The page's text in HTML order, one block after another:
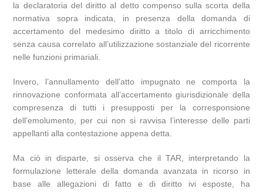
la declaratoria del diritto al detto compenso sulla scorta della
normativa sopra indicata, in presenza della domanda di
accertamento del medesimo diritto a titolo di arricchimento
senza causa correlato all’utilizzazione sostanziale del ricorrente
nelle funzioni primariali.
Invero, l’annullamento dell’atto impugnato ne comporta la
rinnovazione conformata all’accertamento giurisdizionale della
compresenza di tutti i presupposti per la corresponsione
dell’emolumento, per cui non si ravvisa l’interesse delle parti
appellanti alla contestazione appena detta.
Ma ciò in disparte, si osserva che il TAR, interpretando la
formulazione letterale della domanda avanzata in ricorso in
base alle allegazioni di fatto e di diritto ivi esposte, ha